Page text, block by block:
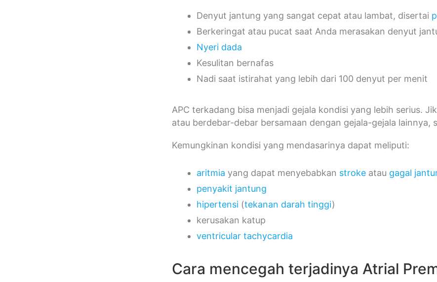
Denyut jantung yang sangat cepat atau lambat, disertai
Berkeringat atau pucat saat Anda merasakan denyut
Nyeri dada
Kesulitan bernafas
Nadi saat istirahat yang lebih dari 100 denyut per menit
APC terkadang bisa menjadi gejala kondisi yang lebih serius.
atau berdebar-debar bersamaan dengan gejala-gejala
Kemungkinan kondisi yang mendasarinya dapat meliputi:
aritmia yang dapat menyebabkan stroke atau gagal
penyakit jantung
hipertensi (tekanan darah tinggi)
kerusakan katup
ventricular tachycardia
Cara mencegah terjadinya Atrial